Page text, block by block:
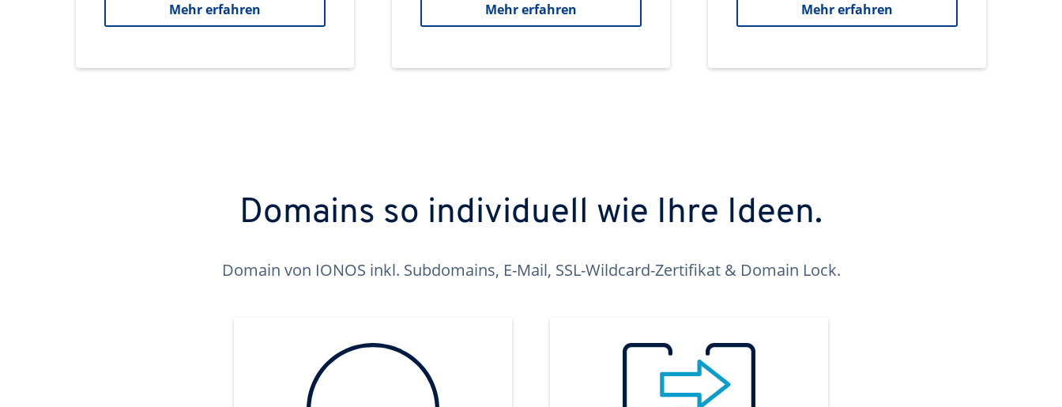
Mehr erfahren Mehr erfahren Mehr erfahren
Domains so individuell wie Ihre Ideen.
Domain von IONOS inkl. Subdomains, E-Mail, SSL-Wildcard-Zertifikat & Domain Lock.